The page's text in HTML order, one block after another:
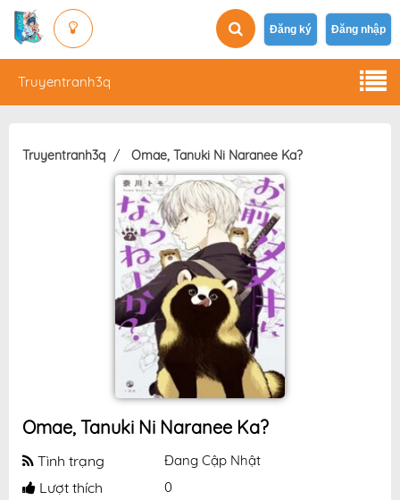
Đăng ký Đăng nhập
Truyentranh3q
Truyentranh3q Omae, Tanuki Ni Naranee Ka?
Omae, Tanuki Ni Naranee Ka?
Tình trạng Đang Cập Nhật
Lượt thích 0